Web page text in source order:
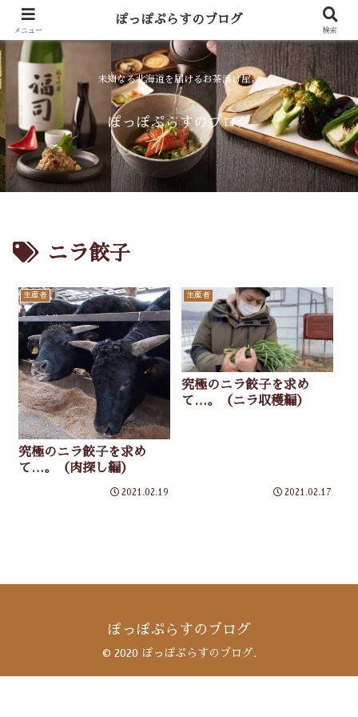
未知なる北海道を届けるお茶漬け屋。
ぽっぽぷらすのブログ
ニラ餃子
生産者
究極のニラ餃子を求め
て…。（肉探し編）
2021.02.19
生産者
究極のニラ餃子を求め
て…。（ニラ収穫編）
2021.02.17
ぽっぽぷらすのブログ
© 2020 ぽっぽぷらすのブログ.
メニュー
ぽっぽぷらすのブログ
検索